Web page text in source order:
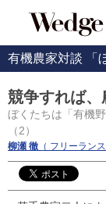
有機農家対談 「
競争すれば、
ぼくたちは「有機
（2）
柳瀬 徹 （ フリーラン